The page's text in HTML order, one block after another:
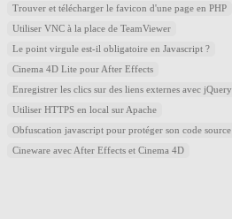
Trouver et télécharger le favicon d'une page en PHP
Utiliser VNC à la place de TeamViewer
Le point virgule est-il obligatoire en Javascript ?
Cinema 4D Lite pour After Effects
Enregistrer les clics sur des liens externes avec jQuery
Utiliser HTTPS en local sur Apache
Obfuscation javascript pour protéger son code source
Cineware avec After Effects et Cinema 4D